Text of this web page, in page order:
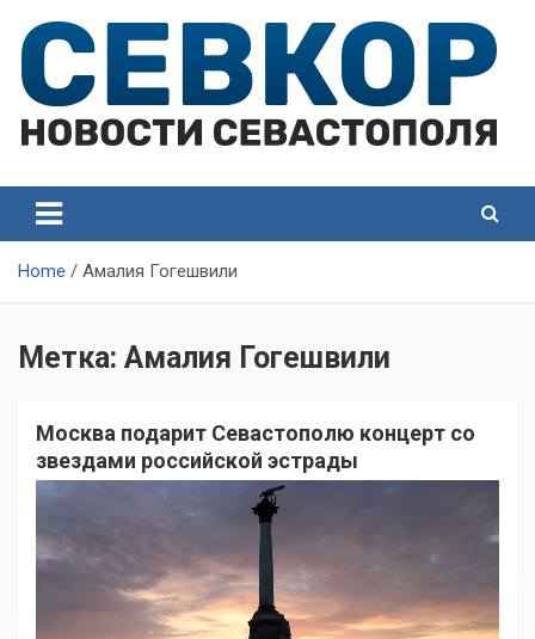
content
Севастополя
Севастополя
Home Амалия Гогешвили
Метка: Амалия Гогешвили
Москва подарит Севастополю концерт со
звездами российской эстрады